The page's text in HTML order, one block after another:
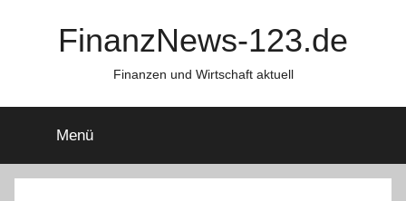
FinanzNews-123.de
Finanzen und Wirtschaft aktuell
Menü